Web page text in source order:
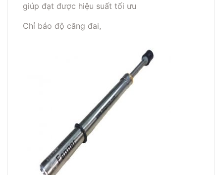
giúp đạt được hiệu suất tối ưu
Chỉ báo độ căng đai,